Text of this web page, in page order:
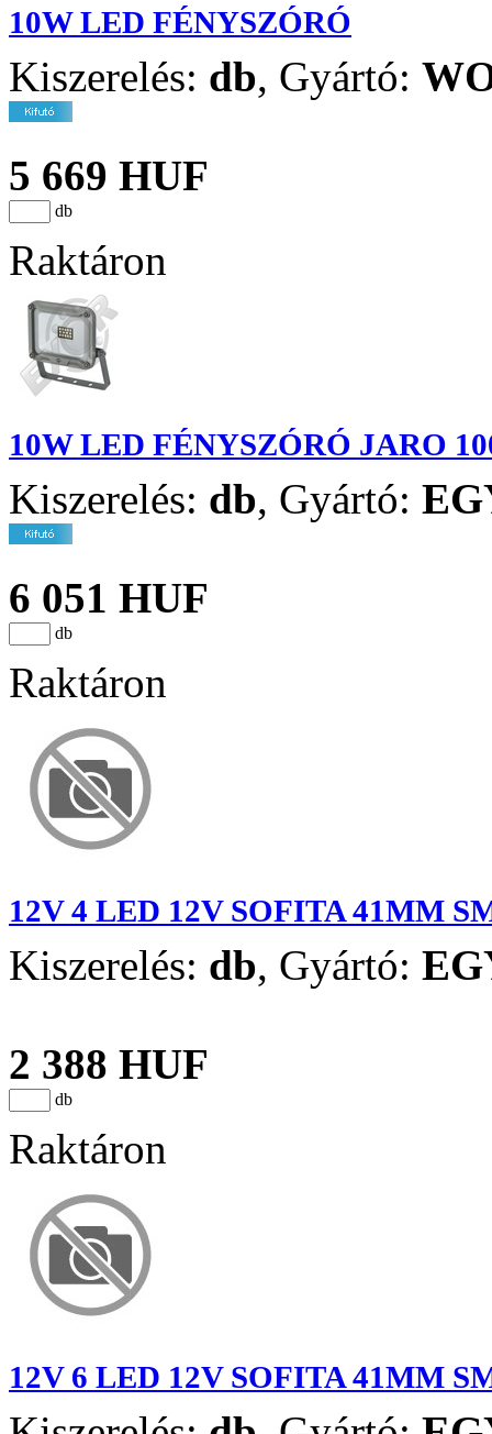
10W LED FÉNYSZÓRÓ
Kiszerelés: db, Gyártó:
5 669 HUF
db
Raktáron
10W LED FÉNYSZÓRÓ JARO
Kiszerelés: db, Gyártó:
6 051 HUF
db
Raktáron
12V 4 LED 12V SOFITA 41MM
Kiszerelés: db, Gyártó:
2 388 HUF
db
Raktáron
12V 6 LED 12V SOFITA 41MM